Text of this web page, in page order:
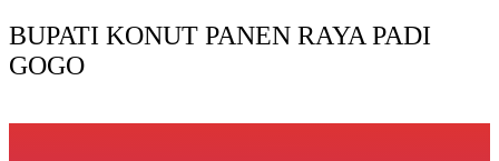
BUPATI KONUT PANEN RAYA PADI
GOGO